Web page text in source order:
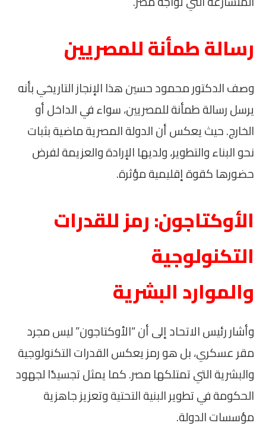
رسالة طمأنة للمصريين
وصف الدكتور محمود حسين هذا الإنجاز التاريخي بأنه
يرسل رسالة طمأنة للمصريين، سواء في الداخل أو
الخارج. حيث يعكس أن الدولة المصرية ماضية بثبات
نحو البناء والتطوير، ولديها الإرادة والعزيمة لفرض
حضورها كقوة إقليمية مؤثرة.
الأوكتاجون: رمز للقدرات
التكنولوجية
والموارد البشرية
وأشار رئيس الاتحاد إلى أن “الأوكتاجون” ليس مجرد
مقر عسكري، بل هو رمز يعكس القدرات التكنولوجية
والبشرية التي تمتلكها مصر. كما يمثل تجسيدًا لجهود
الحكومة في تطوير البنية التحتية وتعزيز جاهزية
مؤسسات الدولة.